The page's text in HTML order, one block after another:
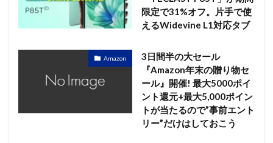
限定で31%オフ。片手で使
えるWidevine L1対応タブ
Amazon
3日間半の大セール
『Amazon年末の贈り物セ
ール』開催! 最大5000ポイ
ント還元+最大5,000ポイン
トが当たるので”事前エント
リー”だけはしておこう